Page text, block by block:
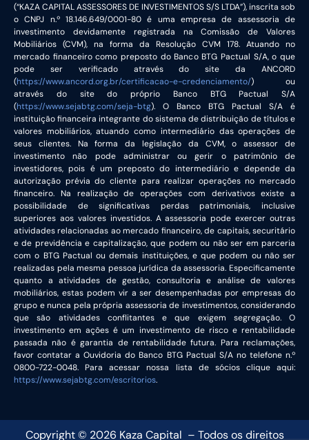
(“KAZA CAPITAL ASSESSORES DE INVESTIMENTOS S/S LTDA”), inscrita sob
o CNPJ n.º 18.146.649/0001-80 é uma empresa de assessoria de
investimento devidamente registrada na Comissão de Valores
Mobiliários (CVM), na forma da Resolução CVM 178. Atuando no
mercado financeiro como preposto do Banco BTG Pactual S/A, o que
pode ser verificado através do site da ANCORD
(https://www.ancord.org.br/certificacao-e-credenciamento/) ou
através do site do próprio Banco BTG Pactual S/A
(https://www.sejabtg.com/seja-btg). O Banco BTG Pactual S/A é
instituição financeira integrante do sistema de distribuição de títulos e
valores mobiliários, atuando como intermediário das operações de
seus clientes. Na forma da legislação da CVM, o assessor de
investimento não pode administrar ou gerir o patrimônio de
investidores, pois é um preposto do intermediário e depende da
autorização prévia do cliente para realizar operações no mercado
financeiro. Na realização de operações com derivativos existe a
possibilidade de significativas perdas patrimoniais, inclusive
superiores aos valores investidos. A assessoria pode exercer outras
atividades relacionadas ao mercado financeiro, de capitais, securitário
e de previdência e capitalização, que podem ou não ser em parceria
com o BTG Pactual ou demais instituições, e que podem ou não ser
realizadas pela mesma pessoa jurídica da assessoria. Especificamente
quanto a atividades de gestão, consultoria e análise de valores
mobiliários, estas podem vir a ser desempenhadas por empresas do
grupo e nunca pela própria assessoria de investimentos, considerando
que são atividades conflitantes e que exigem segregação. O
investimento em ações é um investimento de risco e rentabilidade
passada não é garantia de rentabilidade futura. Para reclamações,
favor contatar a Ouvidoria do Banco BTG Pactual S/A no telefone n.º
0800-722-0048. Para acessar nossa lista de sócios clique aqui:
https://www.sejabtg.com/escritorios.
Copyright © 2026 Kaza Capital – Todos os direitos